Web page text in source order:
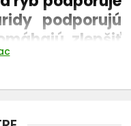
podporujú
zlepšiť